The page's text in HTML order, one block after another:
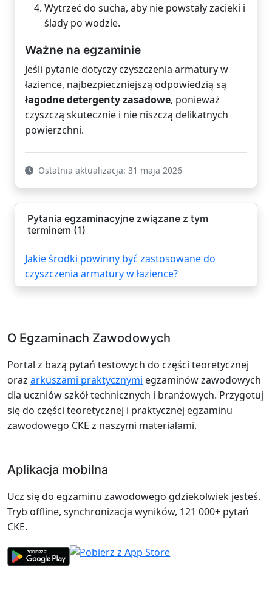
Wytrzeć do sucha, aby nie powstały zacieki i
ślady po wodzie.
Ważne na egzaminie
Jeśli pytanie dotyczy czyszczenia armatury w
łazience, najbezpieczniejszą odpowiedzią są
łagodne detergenty zasadowe, ponieważ
czyszczą skutecznie i nie niszczą delikatnych
powierzchni.
Ostatnia aktualizacja: 31 maja 2026
Pytania egzaminacyjne związane z tym
terminem (1)
Jakie środki powinny być zastosowane do
czyszczenia armatury w łazience?
O Egzaminach Zawodowych
Portal z bazą pytań testowych do części teoretycznej
oraz arkuszami praktycznymi egzaminów zawodowych
dla uczniów szkół technicznych i branżowych. Przygotuj
się do części teoretycznej i praktycznej egzaminu
zawodowego CKE z naszymi materiałami.
Aplikacja mobilna
Ucz się do egzaminu zawodowego gdziekolwiek jesteś.
Tryb offline, synchronizacja wyników, 121 000+ pytań
CKE.